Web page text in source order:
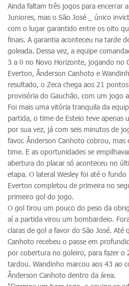
Ainda faltam três jogos para encerrar
Juniores, mas o São José _ único
com o lugar garantido entre os oito
finais. A garantia aconteceu na tarde
goleada. Dessa vez, a equipe
3 a 0 no Novo Horizonte, jogando no
Everton, Ânderson Canhoto e
resultado, o Zeca chega aos 21
provisória do Gauchão, com um jogo
Foi mais uma vitória tranquila da
partida, o time de Esteio teve apenas
por sua vez, já com seis minutos de
favor. Ânderson Canhoto cobrou, mas
time. E as oportunidades se
abertura do placar só aconteceu no
etapa. O lateral Wesley foi até o
Everton completou de primeira no
primeiro gol do jogo.
O gol tirou um pouco do peso da
aí a partida virou um bombardeio.
claras de gol a favor do São José. Até
Canhoto recebeu o passe em
por cobertura no goleiro, para fazer o
tardou. Wandinho marcou aos 43 ao
Ânderson Canhoto dentro da área.